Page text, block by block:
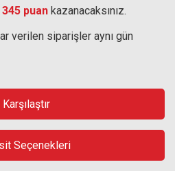
345 puan kazanacaksınız.
verilen siparişler aynı gün
Karşılaştır
Seçenekleri